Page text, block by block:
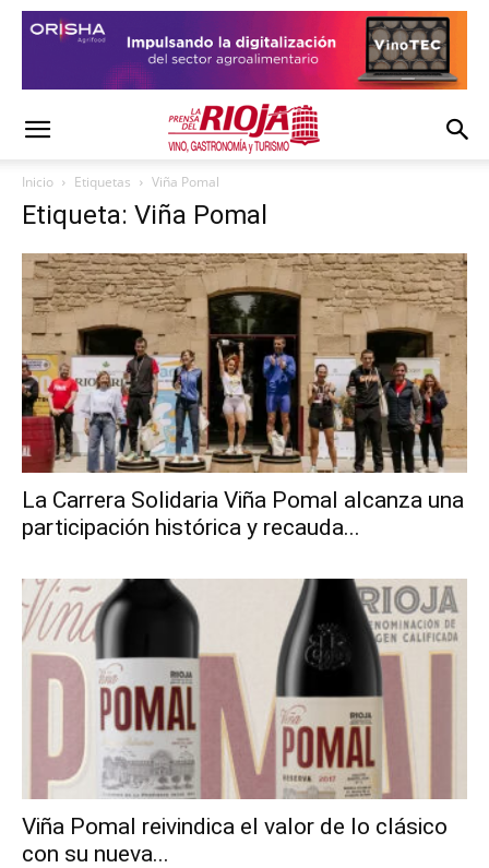
Inicio Etiquetas Viña Pomal
Etiqueta: Viña Pomal
La Carrera Solidaria Viña Pomal alcanza una
participación histórica y recauda...
Viña Pomal reivindica el valor de lo clásico
con su nueva...